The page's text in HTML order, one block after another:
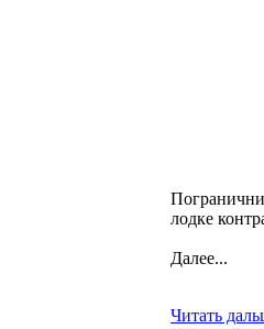
лодке
Далее...
Читать